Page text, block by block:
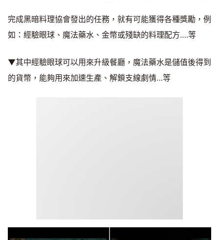
完成黑暗料理協會發出的任務，就有可能獲得各種獎勵，例
如：經驗眼球、魔法藥水、金幣或殘缺的料理配方….等
▼其中經驗眼球可以用來升級餐廳，魔法藥水是儲值後得到
的貨幣，能夠用來加速生產、解鎖支線劇情…等